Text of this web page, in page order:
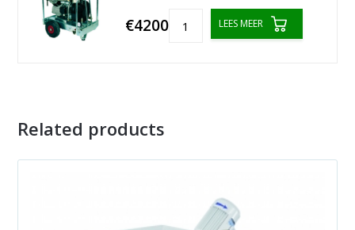
€4200 LEES MEER
Related products